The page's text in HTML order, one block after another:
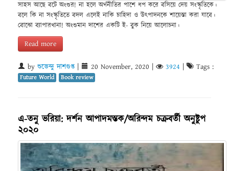
সাহস আছে বটে অংশুর! না হলে অর্থনীতির পাশে ধপ করে বসিয়ে দেয় সংস্কৃতিকে।
বলে কি না সংস্কৃতিতে বদল এলেই নাকি চাহিদা ও উৎপাদনকে শায়েস্তা করা যাবে।
বোঝো ব্যাপারখানা! অংশুমান দাশের একটি ই- বুক নিয়ে আলোচনা।
Read more
by শুভেন্দু দাশগুপ্ত 20 November, 2020 3924 Tags :
Future World Book review
এ-তনু ভরিয়া: দর্শন আপাদমস্তক/অরিন্দম চক্রবর্তী অনুষ্টুপ
২০২০